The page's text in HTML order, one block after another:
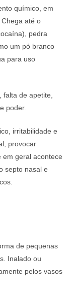
químico, em
até o
pedra
um pó branco
para uso
de apetite,
poder.
irritabilidade e
provocar
geral acontece
septo nasal e
de pequenas
Inalado ou
pelos vasos